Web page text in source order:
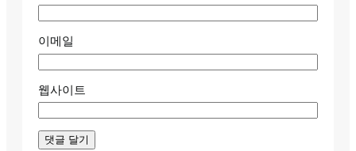
이메일
웹사이트